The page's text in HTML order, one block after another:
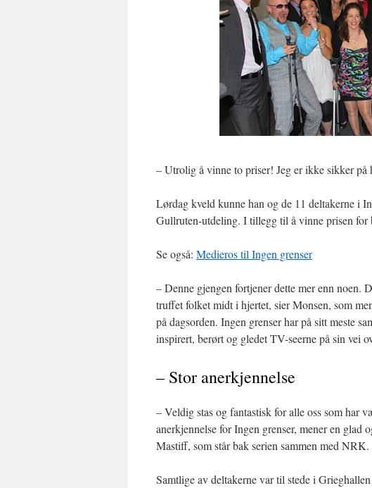
– Utrolig å vinne to priser! Jeg er ikke sikker
Lørdag kveld kunne han og de 11 deltakerne i
Gullruten-utdeling. I tillegg til å vinne prisen for
Se også: Medieros til Ingen grenser
– Denne gjengen fortjener dette mer enn noen.
truffet folket midt i hjertet, sier Monsen, som
på dagsorden. Ingen grenser har på sitt meste
inspirert, berørt og gledet TV-seerne på sin vei
– Stor anerkjennelse
– Veldig stas og fantastisk for alle oss som har
anerkjennelse for Ingen grenser, mener en
Mastiff, som står bak serien sammen med NRK.
Samtlige av deltakerne var til stede i